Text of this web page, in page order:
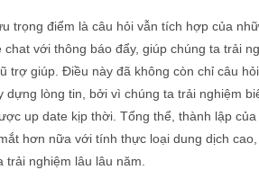
trọng điểm là câu hỏi vẫn tích hợp của
với thông báo đẩy, giúp chúng ta trải
trợ giúp. Điều này đã không còn chỉ câu
dựng lòng tin, bởi vì chúng ta trải nghiệm
up date kịp thời. Tổng thể, thành lập
hơn nữa với tính thực loại dung dịch
nghiệm lâu lâu năm.